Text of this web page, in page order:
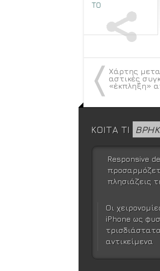
ΤΟ
〈
Χάρτης
αστικές
«έκπληξη»
ΚΟΙΤΑ ΤΙ
Responsive
πλησιάζεις
Οι
iPhone ως
τρισδιάστατα
αντικείμενα